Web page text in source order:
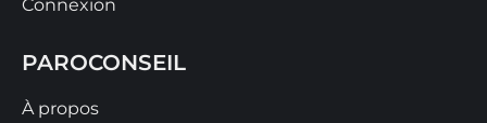
Connexion
PAROCONSEIL
À propos